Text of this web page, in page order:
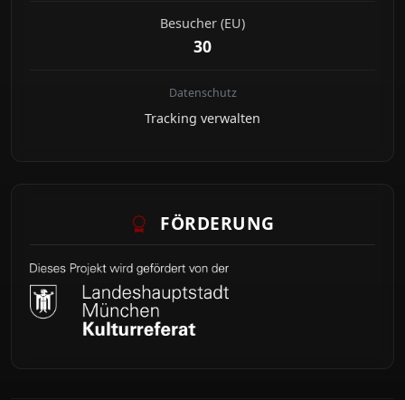
Besucher (EU)
30
Datenschutz
Tracking verwalten
FÖRDERUNG